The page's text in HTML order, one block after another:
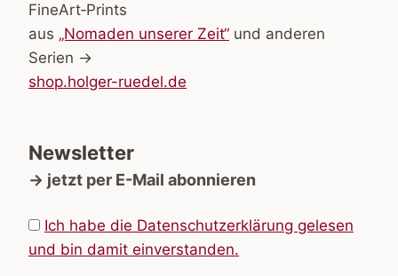
FineArt‑Prints
aus „Nomaden unserer Zeit“ und anderen
Serien →
shop.holger-ruedel.de
Newsletter
→ jetzt per E-Mail abonnieren
Ich habe die Datenschutzerklärung gelesen
und bin damit einverstanden.